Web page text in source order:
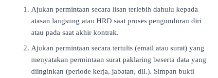
Ajukan permintaan secara lisan terlebih dahulu kepada
atasan langsung atau HRD saat proses pengunduran diri
atau pada saat akhir kontrak.
Ajukan permintaan secara tertulis (email atau surat) yang
menyatakan permintaan surat paklaring beserta data yang
diinginkan (periode kerja, jabatan, dll.). Simpan bukti